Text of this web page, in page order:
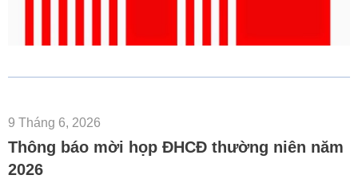
9 Tháng 6, 2026
Thông báo mời họp ĐHCĐ thường niên năm
2026